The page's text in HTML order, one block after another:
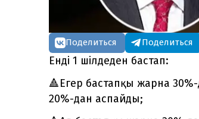
Поделиться Поделиться
Енді 1 шілдеден бастап:
🔺Егер бастапқы жарна
20%-дан аспайды;